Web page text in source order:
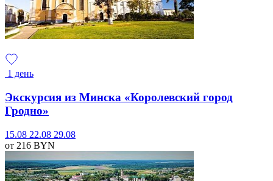
1 день
Экскурсия из Минска «Королевский город
Гродно»
15.08 22.08 29.08
от 216 BYN